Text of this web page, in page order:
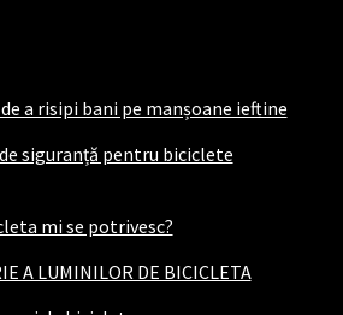
a risipi bani pe manșoane ieftine
siguranță pentru biciclete
mi se potrivesc?
A LUMINILOR DE BICICLETA